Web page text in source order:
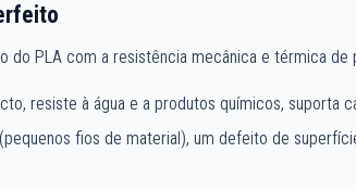
do PLA com a resistência mecânica e térmica de
resiste à água e a produtos químicos, suporta
fios de material), um defeito de